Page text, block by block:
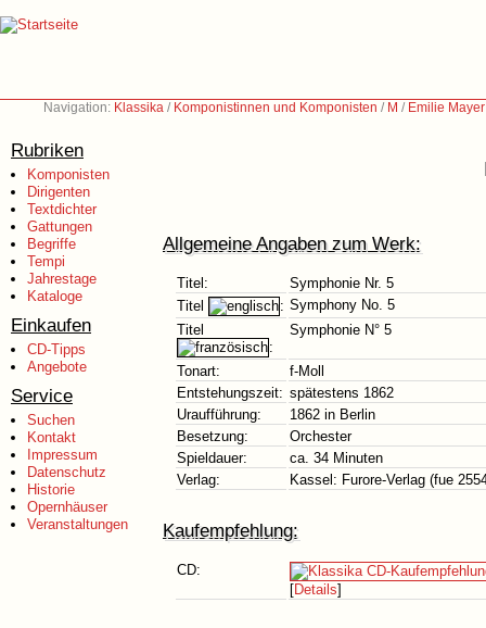
Navigation: Klassika / Komponistinnen und Komponisten / M / Emilie
Rubriken
Komponisten
Dirigenten
Textdichter
Gattungen
Begriffe
Tempi
Jahrestage
Kataloge
Einkaufen
CD-Tipps
Angebote
Service
Suchen
Kontakt
Impressum
Datenschutz
Historie
Opernhäuser
Veranstaltungen
Allgemeine Angaben zum Werk:
Titel:
Symphonie Nr. 5
Titel
: Symphony No. 5
Titel
:
Symphonie N° 5
Tonart:
f-Moll
Entstehungszeit: spätestens 1862
Uraufführung:
1862 in Berlin
Besetzung:
Orchester
Spieldauer:
ca. 34 Minuten
Verlag:
Kassel: Furore-Verlag (fue
Kaufempfehlung:
CD:
[Details]